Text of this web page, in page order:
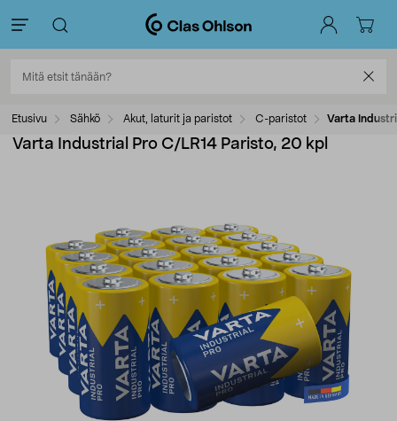
Etusivu Sähkö Akut, laturit ja paristot C-paristot Varta
Varta Industrial Pro C/LR14 Paristo, 20 kpl